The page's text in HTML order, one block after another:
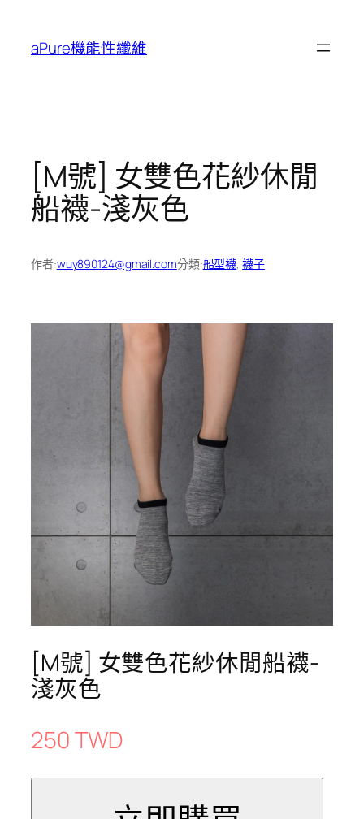
aPure機能性纖維
[M號] 女雙色花紗休閒
船襪-淺灰色
作者:wuy890124@gmail.com分類:船型襪, 襪子
[M號] 女雙色花紗休閒船襪-
淺灰色
250 TWD